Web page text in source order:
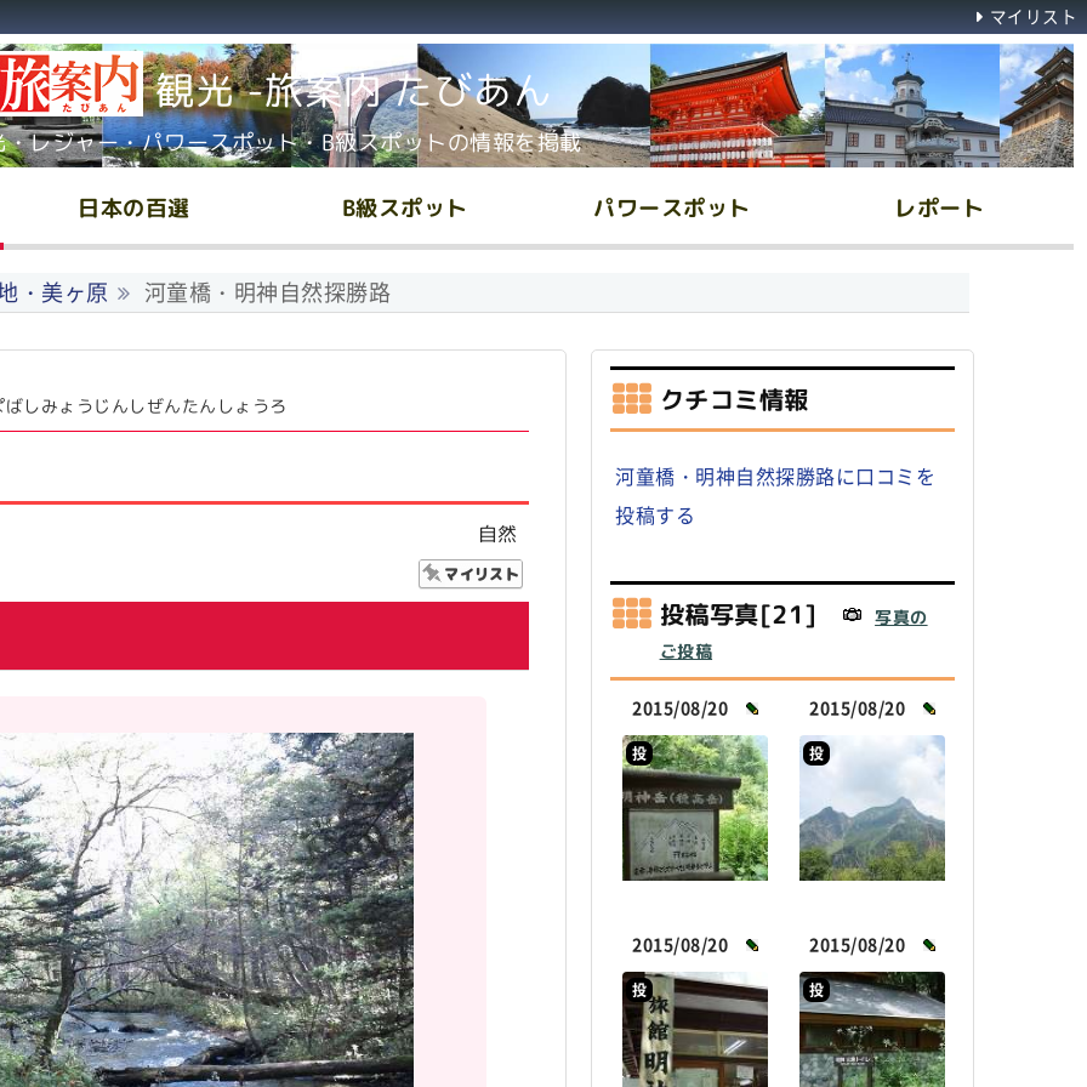
観光 -旅案内 たびあん
・レジャー・パワースポット・B級スポットの情報を掲載
日本の百選 B級スポット パワースポット レポート
マイリスト
・美ヶ原 河童橋・明神自然探勝路
ばしみょうじんしぜんたんしょうろ
自然
クチコミ情報
河童橋・明神自然探勝路に口コミを
投稿する
投稿写真[21]
写真の
ご投稿
2015/08/20
投
2015/08/20
投
2015/08/20
投
2015/08/20
投